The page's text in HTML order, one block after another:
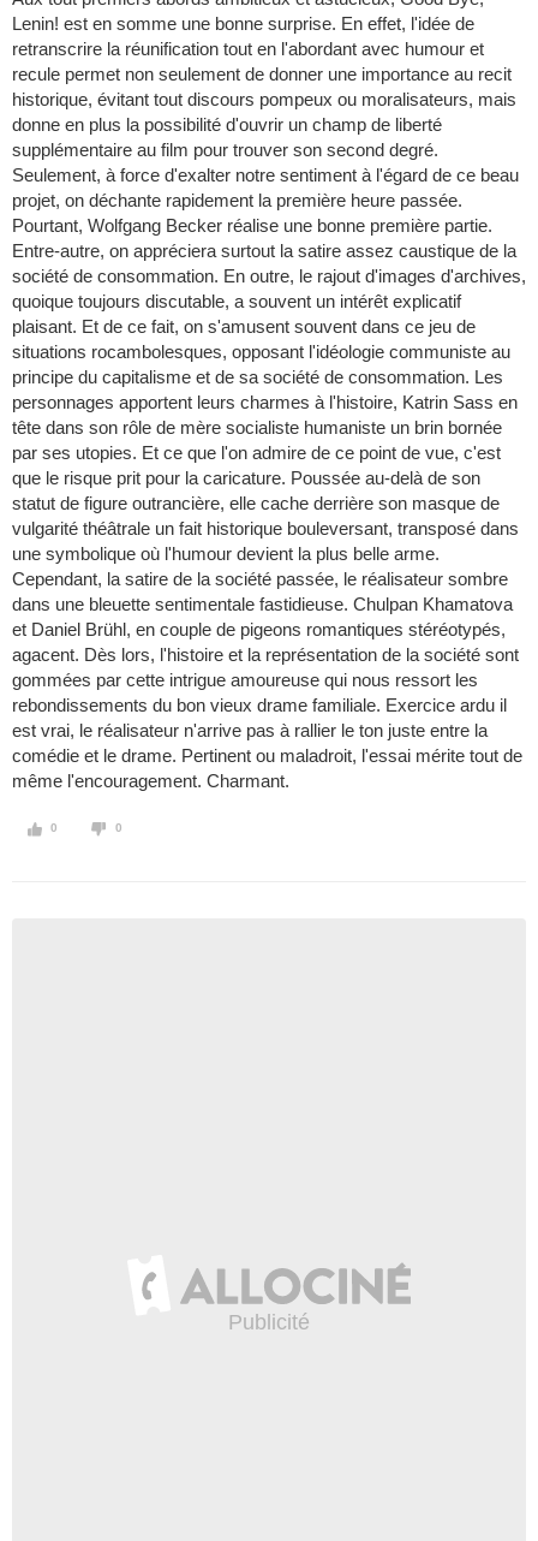
Lenin! est en somme une bonne surprise. En effet, l'idée de
retranscrire la réunification tout en l'abordant avec humour et
recule permet non seulement de donner une importance au recit
historique, évitant tout discours pompeux ou moralisateurs, mais
donne en plus la possibilité d'ouvrir un champ de liberté
supplémentaire au film pour trouver son second degré.
Seulement, à force d'exalter notre sentiment à l'égard de ce beau
projet, on déchante rapidement la première heure passée.
Pourtant, Wolfgang Becker réalise une bonne première partie.
Entre-autre, on appréciera surtout la satire assez caustique de la
société de consommation. En outre, le rajout d'images d'archives,
quoique toujours discutable, a souvent un intérêt explicatif
plaisant. Et de ce fait, on s'amusent souvent dans ce jeu de
situations rocambolesques, opposant l'idéologie communiste au
principe du capitalisme et de sa société de consommation. Les
personnages apportent leurs charmes à l'histoire, Katrin Sass en
tête dans son rôle de mère socialiste humaniste un brin bornée
par ses utopies. Et ce que l'on admire de ce point de vue, c'est
que le risque prit pour la caricature. Poussée au-delà de son
statut de figure outrancière, elle cache derrière son masque de
vulgarité théâtrale un fait historique bouleversant, transposé dans
une symbolique où l'humour devient la plus belle arme.
Cependant, la satire de la société passée, le réalisateur sombre
dans une bleuette sentimentale fastidieuse. Chulpan Khamatova
et Daniel Brühl, en couple de pigeons romantiques stéréotypés,
agacent. Dès lors, l'histoire et la représentation de la société sont
gommées par cette intrigue amoureuse qui nous ressort les
rebondissements du bon vieux drame familiale. Exercice ardu il
est vrai, le réalisateur n'arrive pas à rallier le ton juste entre la
comédie et le drame. Pertinent ou maladroit, l'essai mérite tout de
même l'encouragement. Charmant.
0 0